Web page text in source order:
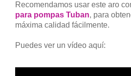
Recomendamos usar este aro
para pompas Tuban, para
máxima calidad fácilmente.
Puedes ver un vídeo aquí: